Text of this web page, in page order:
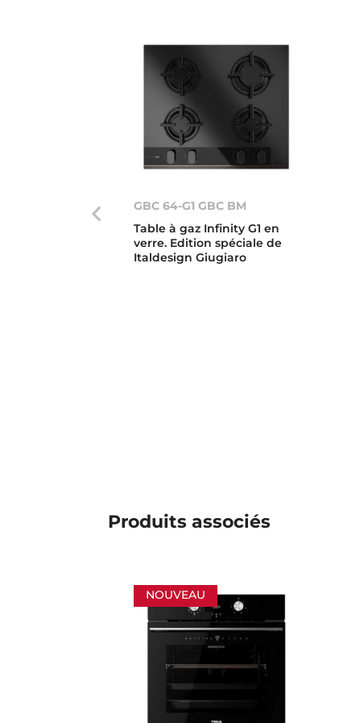
GBC 64-G1 GBC BM
Table à gaz Infinity G1 en
verre. Edition spéciale de
Italdesign Giugiaro
Produits associés
NOUVEAU